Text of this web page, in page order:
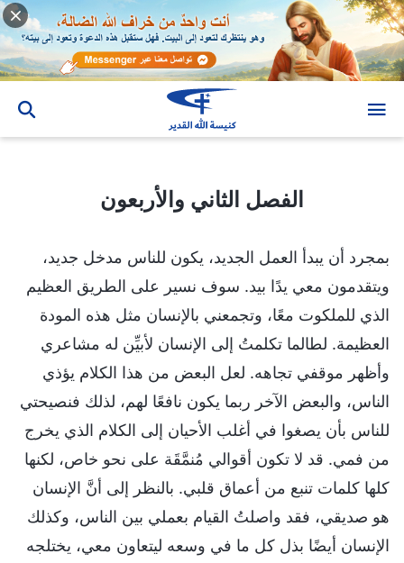
الفصل الثاني والأربعون
بمجرد أن يبدأ العمل الجديد، يكون للناس مدخل جديد،
ويتقدمون معي يدًا بيد. سوف نسير على الطريق العظيم
الذي للملكوت معًا، وتجمعني بالإنسان مثل هذه المودة
العظيمة. لطالما تكلمتُ إلى الإنسان لأبيِّن له مشاعري
وأظهر موقفي تجاهه. لعل البعض من هذا الكلام يؤذي
الناس، والبعض الآخر ربما يكون نافعًا لهم، لذلك فنصيحتي
للناس بأن يصغوا في أغلب الأحيان إلى الكلام الذي يخرج
من فمي. قد لا تكون أقوالي مُنمَّقَة على نحو خاص، لكنها
كلها كلمات تنبع من أعماق قلبي. بالنظر إلى أنَّ الإنسان
هو صديقي، فقد واصلتُ القيام بعملي بين الناس، وكذلك
الإنسان أيضًا بذل كل ما في وسعه ليتعاون معي، يختلجه